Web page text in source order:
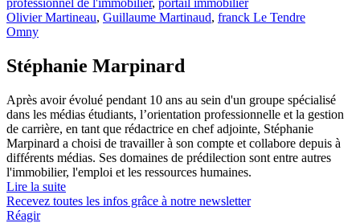
professionnel de l'immobilier, portail immobilier
Olivier Martineau, Guillaume Martinaud, franck Le Tendre
Omny
Stéphanie Marpinard
Après avoir évolué pendant 10 ans au sein d'un groupe spécialisé
dans les médias étudiants, l’orientation professionnelle et la gestion
de carrière, en tant que rédactrice en chef adjointe, Stéphanie
Marpinard a choisi de travailler à son compte et collabore depuis à
différents médias. Ses domaines de prédilection sont entre autres
l'immobilier, l'emploi et les ressources humaines.
Lire la suite
Recevez toutes les infos grâce à notre newsletter
Réagir